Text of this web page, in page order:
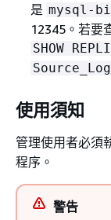
是 mysql-
12345。若要
SHOW
使用須知
管理使用者必須
程序。
警告